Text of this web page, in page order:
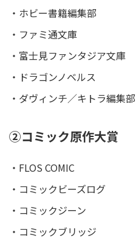
・ホビー書籍編集部
・ファミ通文庫
・富士見ファンタジア文庫
・ドラゴンノベルス
・ダヴィンチ／キトラ編集部
②コミック原作大賞
・FLOS COMIC
・コミックビーズログ
・コミックジーン
・コミックブリッジ